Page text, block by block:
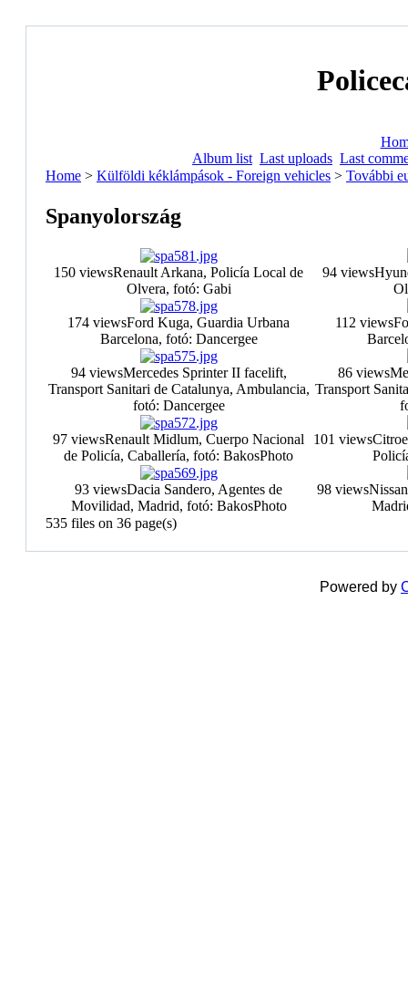
Album list Last uploads Last
Home > Külföldi kéklámpások - Foreign vehicles > További
Spanyolország
150 viewsRenault Arkana, Policía Local de
Olvera, fotó: Gabi
94 views
174 viewsFord Kuga, Guardia Urbana
Barcelona, fotó: Dancergee
112 views
94 viewsMercedes Sprinter II facelift,
Transport Sanitari de Catalunya, Ambulancia,
fotó: Dancergee
86 views
Transport
97 viewsRenault Midlum, Cuerpo Nacional
de Policía, Caballería, fotó: BakosPhoto
101 views
93 viewsDacia Sandero, Agentes de
Movilidad, Madrid, fotó: BakosPhoto
98 views
535 files on 36 page(s)
Powered by